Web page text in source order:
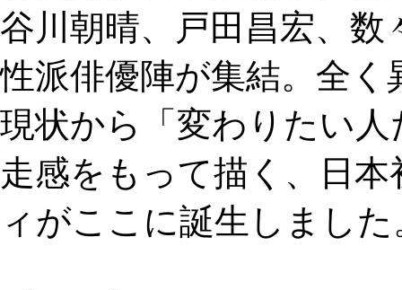
谷川朝晴、戸田昌宏、
性派俳優陣が集結。全
現状から「変わりたい
走感をもって描く、日
ィがここに誕生しました